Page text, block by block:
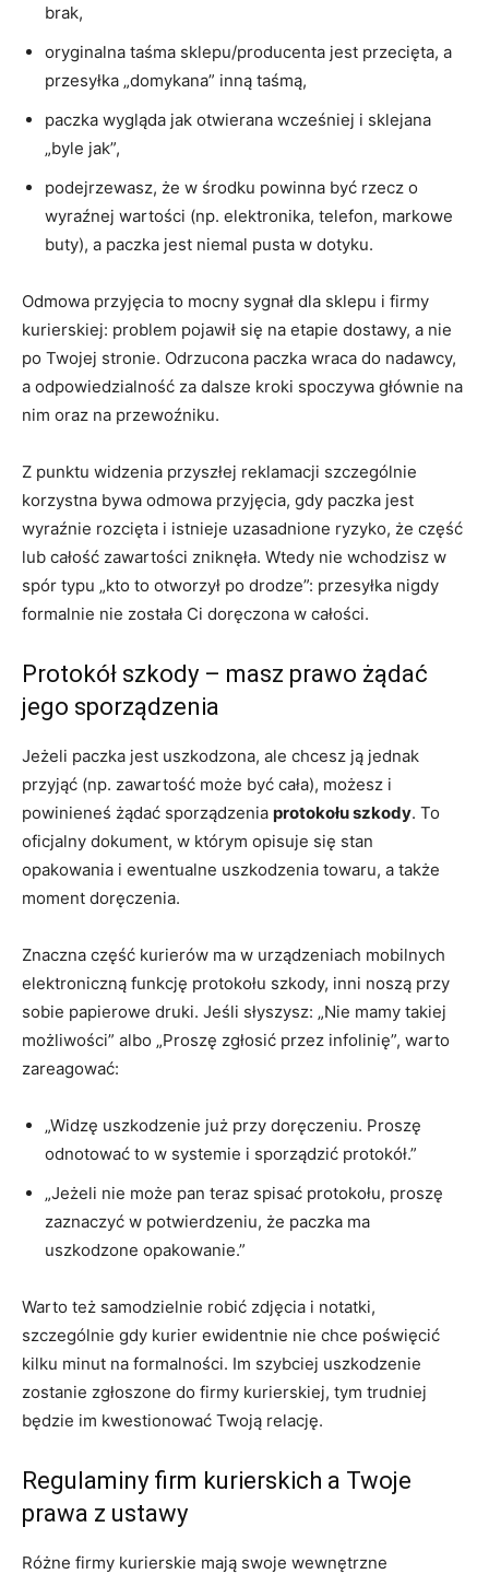
brak,
oryginalna taśma sklepu/producenta jest przecięta, a
przesyłka „domykana” inną taśmą,
paczka wygląda jak otwierana wcześniej i sklejana
„byle jak”,
podejrzewasz, że w środku powinna być rzecz o
wyraźnej wartości (np. elektronika, telefon, markowe
buty), a paczka jest niemal pusta w dotyku.
Odmowa przyjęcia to mocny sygnał dla sklepu i firmy
kurierskiej: problem pojawił się na etapie dostawy, a nie
po Twojej stronie. Odrzucona paczka wraca do nadawcy,
a odpowiedzialność za dalsze kroki spoczywa głównie na
nim oraz na przewoźniku.
Z punktu widzenia przyszłej reklamacji szczególnie
korzystna bywa odmowa przyjęcia, gdy paczka jest
wyraźnie rozcięta i istnieje uzasadnione ryzyko, że część
lub całość zawartości zniknęła. Wtedy nie wchodzisz w
spór typu „kto to otworzył po drodze”: przesyłka nigdy
formalnie nie została Ci doręczona w całości.
Protokół szkody – masz prawo żądać
jego sporządzenia
Jeżeli paczka jest uszkodzona, ale chcesz ją jednak
przyjąć (np. zawartość może być cała), możesz i
powinieneś żądać sporządzenia protokołu szkody. To
oficjalny dokument, w którym opisuje się stan
opakowania i ewentualne uszkodzenia towaru, a także
moment doręczenia.
Znaczna część kurierów ma w urządzeniach mobilnych
elektroniczną funkcję protokołu szkody, inni noszą przy
sobie papierowe druki. Jeśli słyszysz: „Nie mamy takiej
możliwości” albo „Proszę zgłosić przez infolinię”, warto
zareagować:
„Widzę uszkodzenie już przy doręczeniu. Proszę
odnotować to w systemie i sporządzić protokół.”
„Jeżeli nie może pan teraz spisać protokołu, proszę
zaznaczyć w potwierdzeniu, że paczka ma
uszkodzone opakowanie.”
Warto też samodzielnie robić zdjęcia i notatki,
szczególnie gdy kurier ewidentnie nie chce poświęcić
kilku minut na formalności. Im szybciej uszkodzenie
zostanie zgłoszone do firmy kurierskiej, tym trudniej
będzie im kwestionować Twoją relację.
Regulaminy firm kurierskich a Twoje
prawa z ustawy
Różne firmy kurierskie mają swoje wewnętrzne